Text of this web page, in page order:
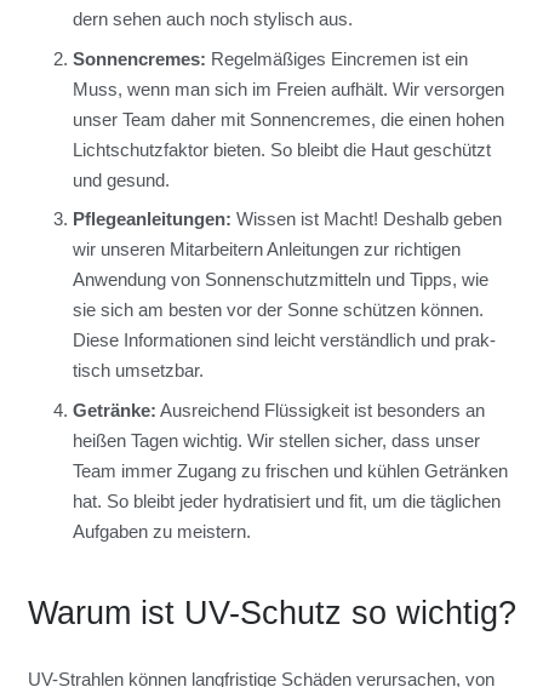
dern sehen auch noch sty­lisch aus.
Son­nen­cremes: Regel­mä­ßi­ges Ein­cre­men ist ein
Muss, wenn man sich im Frei­en auf­hält. Wir ver­sor­gen
unser Team daher mit Son­nen­cremes, die einen hohen
Licht­schutz­fak­tor bie­ten. So bleibt die Haut geschützt
und gesund.
Pfle­ge­an­lei­tun­gen: Wis­sen ist Macht! Des­halb geben
wir unse­ren Mit­ar­bei­tern Anlei­tun­gen zur rich­ti­gen
Anwen­dung von Son­nen­schutz­mit­teln und Tipps, wie
sie sich am bes­ten vor der Son­ne schüt­zen kön­nen.
Die­se Infor­ma­tio­nen sind leicht ver­ständ­lich und prak­
tisch umsetz­bar.
Geträn­ke: Aus­rei­chend Flüs­sig­keit ist beson­ders an
hei­ßen Tagen wich­tig. Wir stel­len sicher, dass unser
Team immer Zugang zu fri­schen und küh­len Geträn­ken
hat. So bleibt jeder hydra­ti­siert und fit, um die täg­li­chen
Auf­ga­ben zu meis­tern.
War­um ist UV-Schutz so wich­tig?
UV-Strah­len kön­nen lang­fris­ti­ge Schä­den ver­ur­sa­chen, von